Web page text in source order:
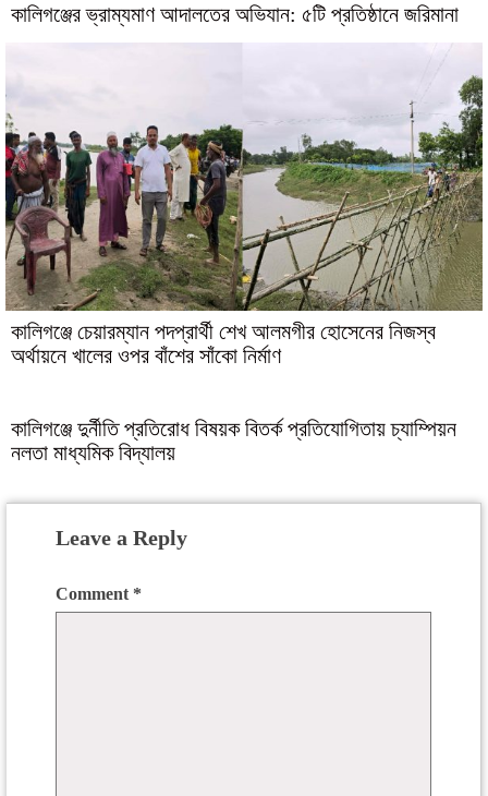
কালিগঞ্জের ভ্রাম্যমাণ আদালতের অভিযান: ৫টি প্রতিষ্ঠানে জরিমানা
কালিগঞ্জে চেয়ারম্যান পদপ্রার্থী শেখ আলমগীর হোসেনের নিজস্ব
অর্থায়নে খালের ওপর বাঁশের সাঁকো নির্মাণ
কালিগঞ্জে দুর্নীতি প্রতিরোধ বিষয়ক বিতর্ক প্রতিযোগিতায় চ্যাম্পিয়ন
নলতা মাধ্যমিক বিদ্যালয়
Leave a Reply
Comment *